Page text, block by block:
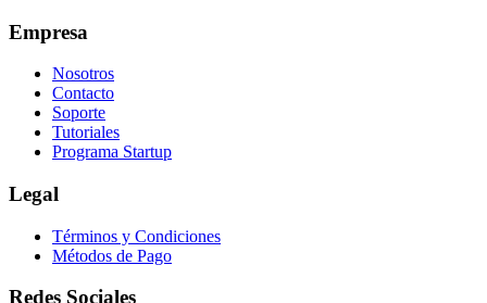
Empresa
Nosotros
Contacto
Soporte
Tutoriales
Programa Startup
Legal
Términos y Condiciones
Métodos de Pago
Redes Sociales